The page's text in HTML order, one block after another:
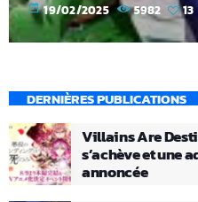
today 19/02/2025 5982 13
DERNIÈRES PUBLICATIONS
Villains Are
s’achève et une
annoncée